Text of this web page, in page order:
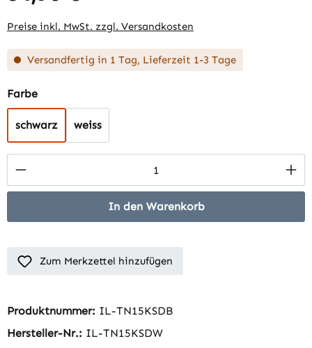
Preise inkl. MwSt. zzgl. Versandkosten
Versandfertig in 1 Tag, Lieferzeit 1-3 Tage
Farbeauswählen
schwarz weiss
Produkt Anzahl: Gib den gewünschten
In den Warenkorb
Zum Merkzettel hinzufügen
Produktnummer: IL-TN15KSDB
Hersteller-Nr.: IL-TN15KSDW